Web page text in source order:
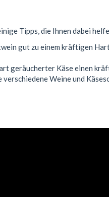
Tipps, die Ihnen dabei
gut zu einem kräftigen
geräucherter Käse einen
Weine und